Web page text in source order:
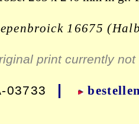
16675
print currently
03733 |